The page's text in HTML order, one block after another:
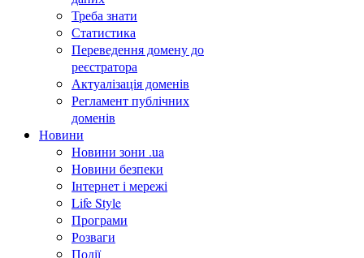
Треба знати
Статистика
Переведення домену до
реєстратора
Актуалізація доменів
Регламент публічних
доменів
Новини
Новини зони .ua
Новини безпеки
Інтернет і мережі
Life Style
Програми
Розваги
Події